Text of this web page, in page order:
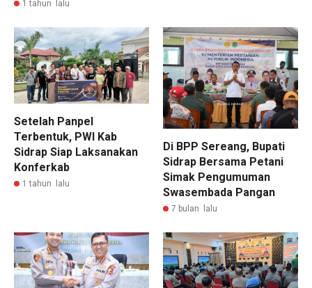
1 tahun lalu
Setelah Panpel
Terbentuk, PWI Kab
Sidrap Siap Laksanakan
Konferkab
1 tahun lalu
Di BPP Sereang, Bupati
Sidrap Bersama Petani
Simak Pengumuman
Swasembada Pangan
7 bulan lalu